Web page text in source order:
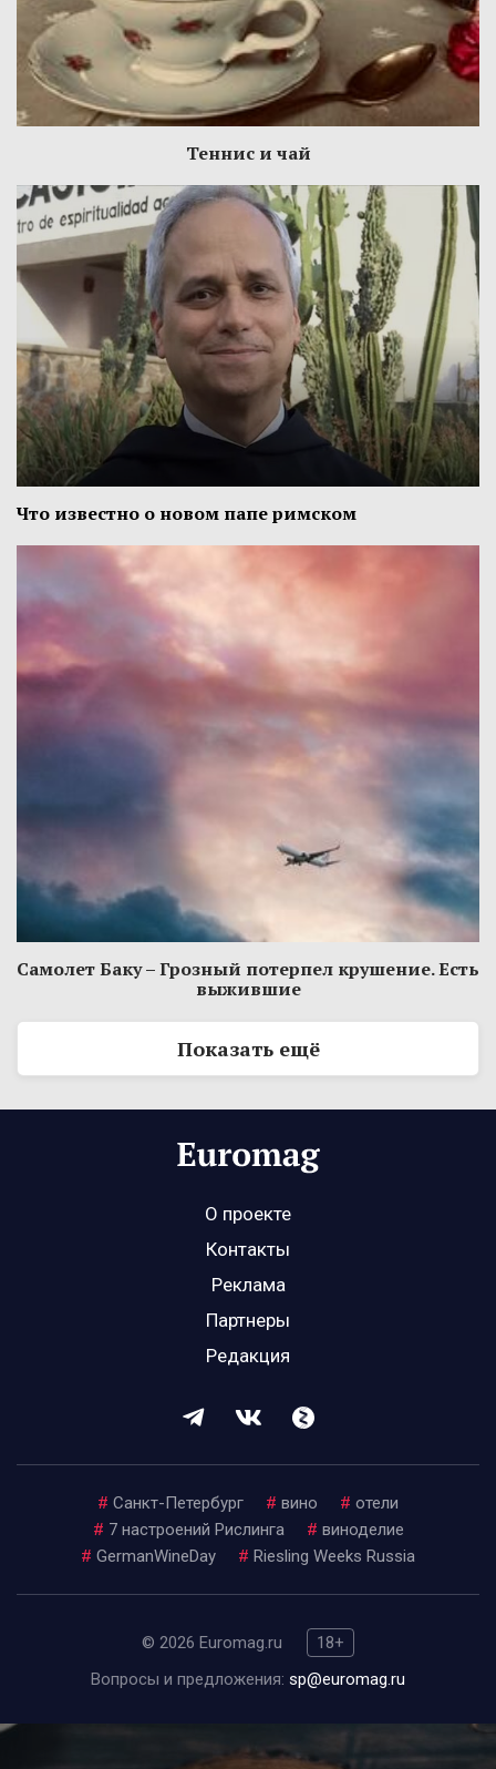
Теннис и чай
Что известно о новом папе римском
Самолет Баку – Грозный потерпел крушение. Есть
выжившие
Показать ещё
О проекте
Контакты
Реклама
Партнеры
Редакция
# Санкт-Петербург # вино # отели
# 7 настроений Рислинга # виноделие
# GermanWineDay # Riesling Weeks Russia
© 2026 Euromag.ru
18+
Вопросы и предложения: sp@euromag.ru